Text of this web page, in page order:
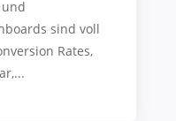
sind voll
Rates,